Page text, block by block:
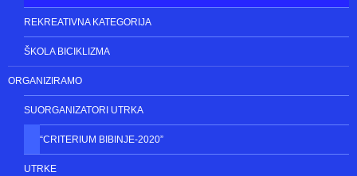
POČETNA
ČLANOVI BK ZADAR
NATJECATELJI
NATJECATELJSKE KATEGORIJE
VETERANSKE KATEGORIJE
REKREATIVNA KATEGORIJA